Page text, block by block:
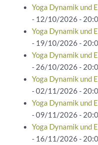
Yoga Dynamik und
- 12/10/2026 -
Yoga Dynamik und
- 19/10/2026 -
Yoga Dynamik und
- 26/10/2026 -
Yoga Dynamik und
- 02/11/2026 -
Yoga Dynamik und
- 09/11/2026 -
Yoga Dynamik und
- 16/11/2026 -